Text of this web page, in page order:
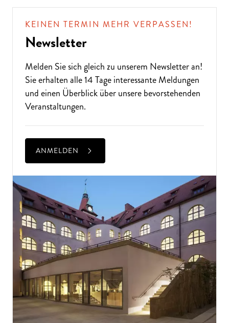
KEINEN TERMIN MEHR VERPASSEN!
Newsletter
Melden Sie sich gleich zu unserem Newsletteran!
Sie erhalten alle 14 Tage interessante Meldungen
und einen Überblick über unsere bevorstehenden
Veranstaltungen.
ANMELDEN